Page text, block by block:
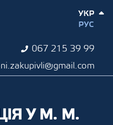
067 215 39 99
УКР
РУС
У М. М.